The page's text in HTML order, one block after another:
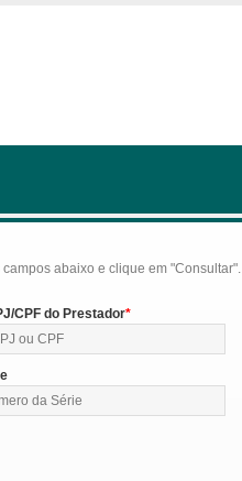
abaixo e clique em "Consultar".
CPF do Prestador